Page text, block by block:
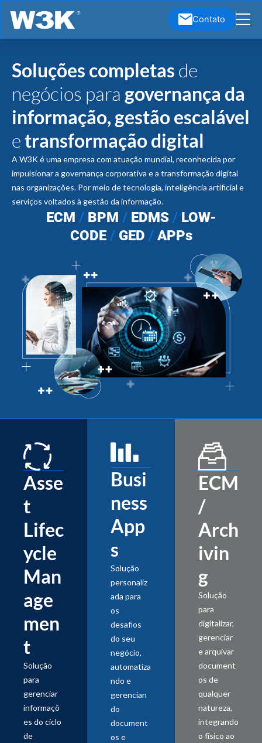
para
Contato
Soluções completas de
negócios para governança da
informação, gestão escalável
etransformação digital
A W3K é uma empresa com atuação mundial, reconhecida por
impulsionar a governança corporativa e a transformação digital
nas organizações. Por meio de tecnologia, inteligência artificial e
serviços voltados à gestão da informação.
ECM / BPM / EDMS / LOW-
CODE / GED / APPs
Asse
t
Lifec
ycle
Man
age
men
t
Solução
para
gerenciar
informaçõ
es do ciclo
de
Busi
ness
App
s
Solução
personaliz
ada para
os
desafios
do seu
negócio,
automatiza
ndo e
gerencian
do
document
os e
ECM
/
Arch
ivin
g
Solução
para
digitalizar,
gerenciar
e arquivar
document
os de
qualquer
natureza,
integrando
o físico ao